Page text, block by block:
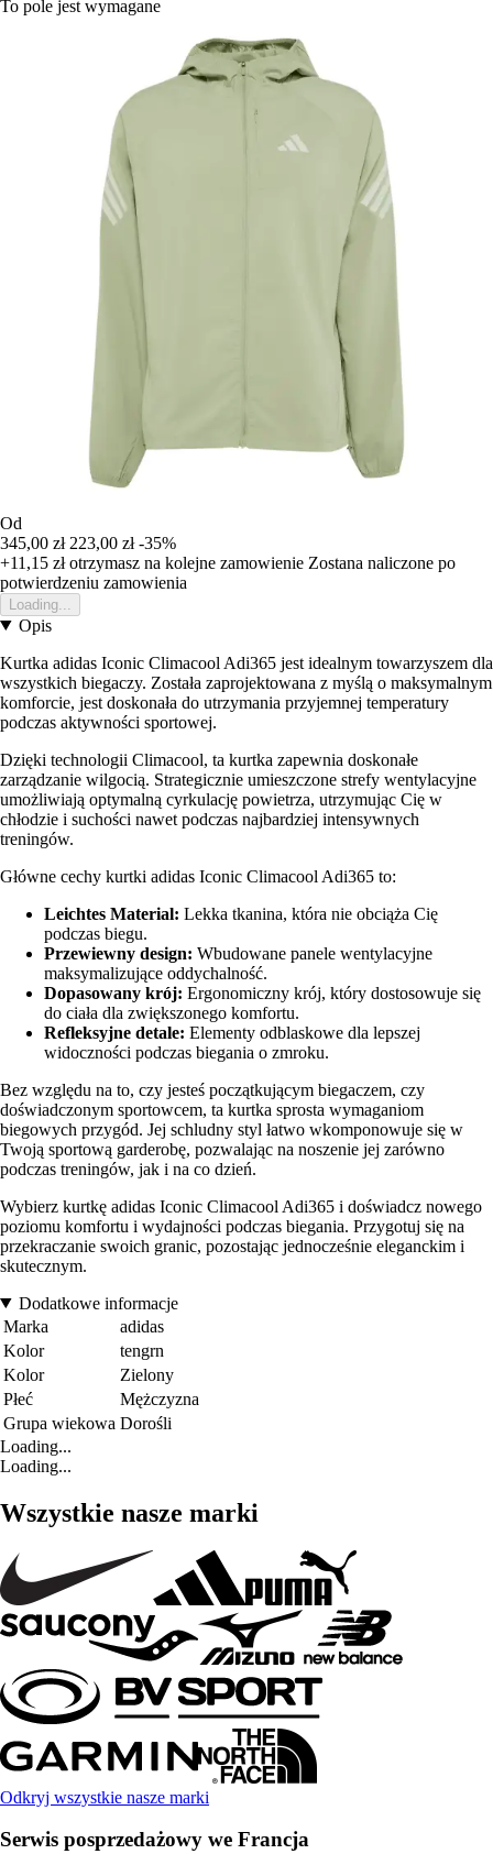
To pole jest wymagane
Od
345,00 zł 223,00 zł -35%
+11,15 złotrzymasz na kolejne zamowienie Zostana naliczone po
potwierdzeniu zamowienia
Loading...
Opis
Kurtka adidas Iconic Climacool Adi365 jest idealnym towarzyszem dla
wszystkich biegaczy. Została zaprojektowana z myślą o maksymalnym
komforcie, jest doskonała do utrzymania przyjemnej temperatury
podczas aktywności sportowej.
Dzięki technologii Climacool, ta kurtka zapewnia doskonałe
zarządzanie wilgocią. Strategicznie umieszczone strefy wentylacyjne
umożliwiają optymalną cyrkulację powietrza, utrzymując Cię w
chłodzie i suchości nawet podczas najbardziej intensywnych
treningów.
Główne cechy kurtki adidas Iconic Climacool Adi365 to:
Leichtes Material: Lekka tkanina, która nie obciąża Cię
podczas biegu.
Przewiewny design: Wbudowane panele wentylacyjne
maksymalizujące oddychalność.
Dopasowany krój: Ergonomiczny krój, który dostosowuje się
do ciała dla zwiększonego komfortu.
Refleksyjne detale: Elementy odblaskowe dla lepszej
widoczności podczas biegania o zmroku.
Bez względu na to, czy jesteś początkującym biegaczem, czy
doświadczonym sportowcem, ta kurtka sprosta wymaganiom
biegowych przygód. Jej schludny styl łatwo wkomponowuje się w
Twoją sportową garderobę, pozwalając na noszenie jej zarówno
podczas treningów, jak i na co dzień.
Wybierz kurtkę adidas Iconic Climacool Adi365 i doświadcz nowego
poziomu komfortu i wydajności podczas biegania. Przygotuj się na
przekraczanie swoich granic, pozostając jednocześnie eleganckim i
skutecznym.
Dodatkowe informacje
Marka
adidas
Kolor
tengrn
Kolor
Zielony
Płeć
Mężczyzna
Grupa wiekowa Dorośli
Loading...
Loading...
Wszystkie nasze marki
Odkryj wszystkie nasze marki
Serwis posprzedażowy we Francja